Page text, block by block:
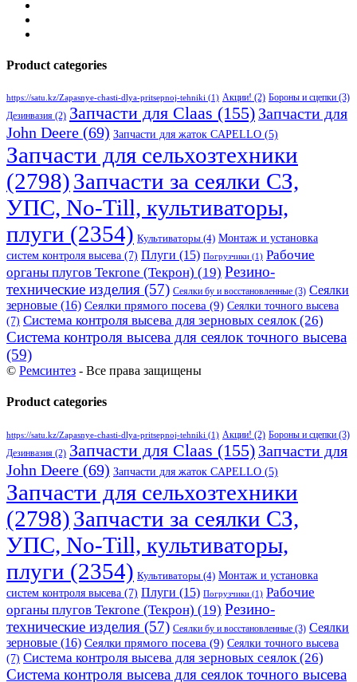
Product categories
https://satu.kz/Zapasnye-chasti-dlya-pritsepnoj-tehniki (1) Акции! (2) Бороны и сцепки (3)
Дезинвазия (2) Запчасти для Claas (155) Запчасти для
John Deere (69) Запчасти для жаток CAPELLO (5)
Запчасти для сельхозтехники
(2798)Запчасти за сеялки СЗ,
УПС, No-Till, культиваторы,
плуги (2354) Культиваторы (4) Монтаж и установка
систем контроля высева (7) Плуги (15) Погрузчики (1) Рабочие
органы плугов Текrоne (Текрон) (19) Резино-
технические изделия (57) Сеялки бу и восстановленные (3) Сеялки
зерновые (16) Сеялки прямого посева (9) Сеялки точного высева
(7) Система контроля высева для зерновых сеялок(26)
Система контроля высева для сеялок точного высева
(59)
© Ремсинтез - Все права защищены
Product categories
https://satu.kz/Zapasnye-chasti-dlya-pritsepnoj-tehniki (1) Акции! (2) Бороны и сцепки (3)
Дезинвазия (2) Запчасти для Claas (155) Запчасти для
John Deere (69) Запчасти для жаток CAPELLO (5)
Запчасти для сельхозтехники
(2798)Запчасти за сеялки СЗ,
УПС, No-Till, культиваторы,
плуги (2354) Культиваторы (4) Монтаж и установка
систем контроля высева (7) Плуги (15) Погрузчики (1) Рабочие
органы плугов Текrоne (Текрон) (19) Резино-
технические изделия (57) Сеялки бу и восстановленные (3) Сеялки
зерновые (16) Сеялки прямого посева (9) Сеялки точного высева
(7) Система контроля высева для зерновых сеялок (26)
Система контроля высева для сеялок точного высева